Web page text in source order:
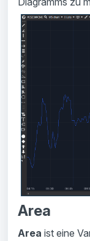
Area
Area ist eine